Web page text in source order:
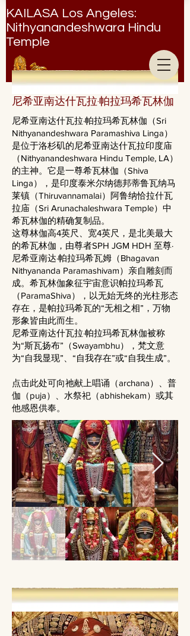
KAILASA Los Angeles:
Nithyanandeshwara Hindu
Temple
尼希亚南达什瓦拉·帕拉玛希瓦林伽
尼希亚南达什瓦拉·帕拉玛希瓦林伽（Sri
Nithyanandeshwara Paramashiva Linga）
是位于洛杉矶的尼希亚南达什瓦拉印度庙
（Nithyanandeshwara Hindu Temple, LA）
的主神。它是一尊希瓦林伽（Shiva
Linga），是印度泰米尔纳德邦蒂鲁瓦纳马
莱镇（Thiruvannamalai）阿鲁纳恰拉什瓦
拉庙（Sri Arunachaleshwara Temple）中
希瓦林伽的精确复制品。
这尊林伽高4英尺、宽4英尺，是北美最大
的希瓦林伽，由尊者SPH JGM HDH 至尊·
尼希亚南达·帕拉玛希瓦姆（Bhagavan
Nithyananda Paramashivam）亲自雕刻而
成。希瓦林伽象征宇宙意识帕拉玛希瓦
（ParamaShiva），以无始无终的光柱形态
存在，是帕拉玛希瓦的“无相之相”，万物
形象皆由此而生。
尼希亚南达什瓦拉·帕拉玛希瓦林伽被称
为“斯瓦扬布”（Swayambhu），梵文意
为“自我显现”、“自我存在”或“自我生成”。
点击此处可向祂献上唱诵（archana）、普
伽（puja）、水祭祀（abhishekam）或其
他感恩供奉。